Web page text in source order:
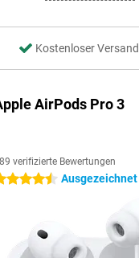
Kostenloser Versand
AirPods Pro 3
verifizierte Bewertungen
Sterne Ausgezeichnet